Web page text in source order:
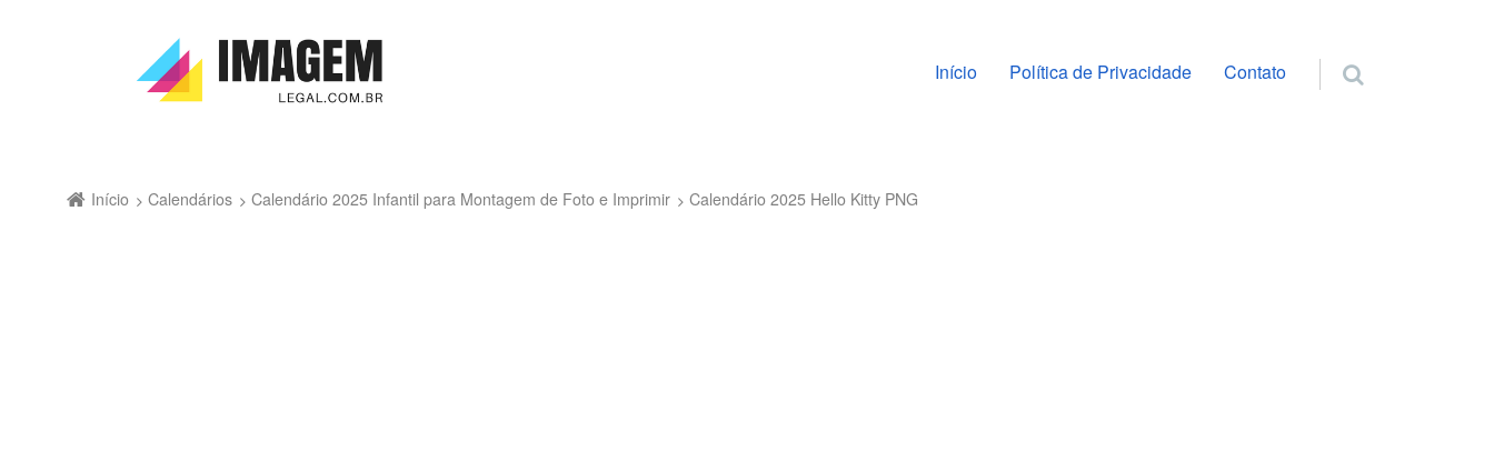
Pular para o conteúdo
Início Política de Privacidade Contato
Início Calendários Calendário 2025 Infantil para Montagem de Foto e Imprimir Calendário 2025 Hello Kitty PNG